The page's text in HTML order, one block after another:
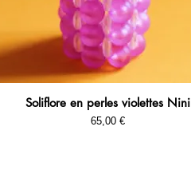
Aperçu rapide
Soliflore en perles violettes Nini
Prix
65,00 €